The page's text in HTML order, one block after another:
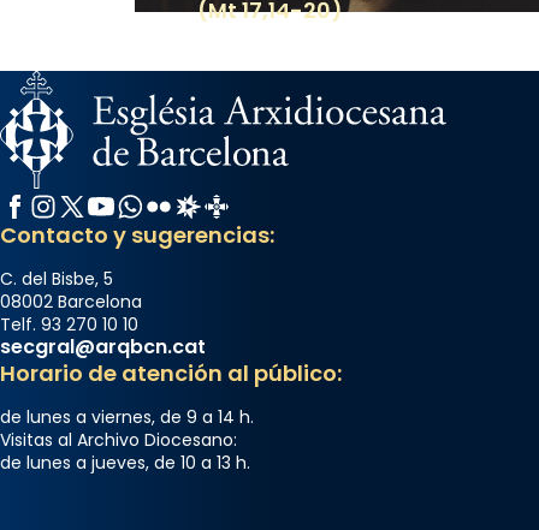
(Mt 17,14-20)
Facebook
Instagram
X / Twitter
YouTube
WhatsApp
FlickrRadio Estel
Catalunya Cristiana
Contacto y sugerencias:
C. del Bisbe, 5
08002 Barcelona
Telf. 93 270 10 10
secgral@arqbcn.cat
Horario de atención al público:
de lunes a viernes, de 9 a 14 h.
Visitas al Archivo Diocesano:
de lunes a jueves, de 10 a 13 h.